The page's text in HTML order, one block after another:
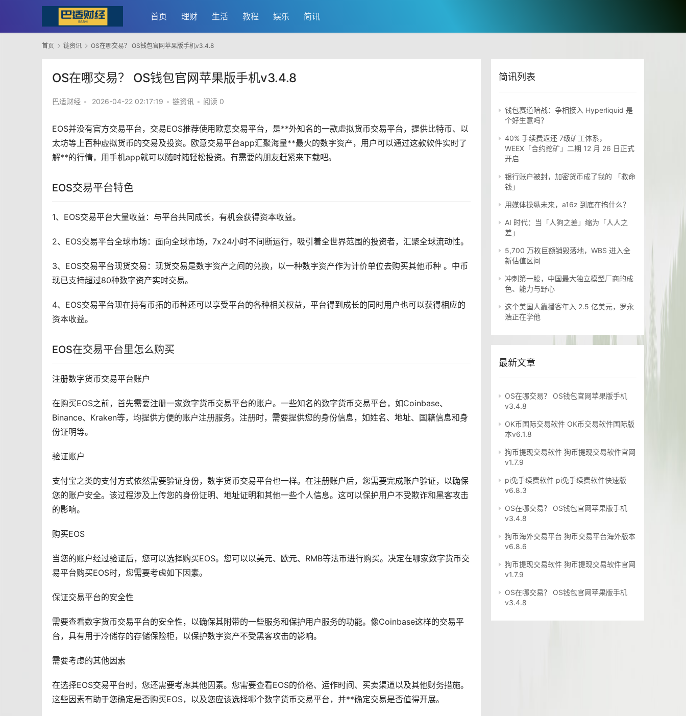
首页 理财 生活 教程 娱乐 简讯
首页 链资讯 OS在哪交易？ OS钱包官网苹果版手机v3.4.8
OS在哪交易？ OS钱包官网苹果版手机v3.4.8
巴适财经 • 2026-04-22 02:17:19 • 链资讯 • 阅读 0
EOS并没有官方交易平台，交易EOS推荐使用 欧意交易平台，是**外知名的一款虚拟货币交易平台，提供比特币、 以
太坊等上百种虚拟货币的交易及投资。欧意交易平台app汇聚海量**最火的数字资产，用户可以通过这款软件实时了
解**的行情，用手机app就可以随时随轻松投资。有需要的朋友赶紧来下载吧。
EOS交易平台特色
1、EOS交易平台大量收益：与平台共同成长，有机会获得资本收益。
2、EOS交易平台全球市场 ：面向全球市场，7x24小时不间断运行，吸引着全世界范围的投资者，汇聚全球流动性。
3、EOS交易平台现货交易：现货交易是数字资产之间的兑换，以一种数字资产作为计价单位去购买其他币种 。中币
现已支持超过80种数字资产实时交易。
4、EOS交易平台现在持有币拓的币种还可以享受平台的各种相关权益，平台得到成长的同时用户也可以获得相应的
资本收益。
EOS在交易平台里怎么购买
注册数字货币交易平台账户
在购买EOS之前，首先需要注册一家数字货币交易平台的账户。一些知名的数字货币交易平台，如Coinbase、
Binance、Kraken等，均提供方便的账户注册服务。注册时，需要提供您的身份信息，如姓名、地址、国籍信息和身
份证明等。
验证账户
支付宝之类的支付方式依然需要验证身份，数字货币交易平台也一样。在注册账户后，您需要完成账户验证，以确保
您的账户安全。该过程涉及上传您的身份证明、地址证明和其他一些个人信息。这可以保护用户不受欺诈和黑客攻击
的影响。
购买EOS
当您的账户经过验证后，您可以选择购买EOS。您可以以美元、欧元、RMB等法币进行购买。决定在哪家数字货币交
易平台购买EOS时，您需要考虑如下因素。
保证交易平台的安全性
需要查看数字货币交易平台的安全性，以确保其附带的一些服务和保护用户服务的功能。像Coinbase这样的交易平
台，具有用于冷储存的存储保险柜，以保护数字资产不受黑客攻击的影响。
需要考虑的其他因素
在选择EOS交易平台时，您还需要考虑其他因素。您需要查看EOS的价格、运作时间、买卖渠道以及其他财务措施。
这些因素有助于您确定是否购买EOS，以及您应该选择哪个数字货币交易平台，并**确定交易是否值得开展。
简讯列表
钱包赛道暗战：争相接入 Hyperliquid 是
个好生意吗？
40% 手续费返还 7级矿工体系，
WEEX「合约挖矿」二期 12 月 26 日正式
开启
银行账户被封，加密货币成了我的 「救命
钱」
用媒体操纵未来，a16z 到底在搞什么？
AI 时代：当「人狗之差」缩为「人人之
差」
5,700 万枚巨额销毁落地，WBS 进入全
新估值区间
冲刺第一股，中国最大独立模型厂商的成
色、能力与野心
这个美国人靠播客年入 2.5 亿美元，罗永
浩正在学他
最新文章
OS在哪交易？ OS钱包官网苹果版手机
v3.4.8
OK币国际交易软件 OK币交易软件国际版
本v6.1.8
狗币提现交易软件 狗币提现交易软件官网
v1.7.9
pi免手续费软件 pi免手续费软件快速版
v6.8.3
OS在哪交易？ OS钱包官网苹果版手机
v3.4.8
狗币海外交易平台 狗币交易平台海外版本
v6.8.6
狗币提现交易软件 狗币提现交易软件官网
v1.7.9
OS在哪交易？ OS钱包官网苹果版手机
v3.4.8